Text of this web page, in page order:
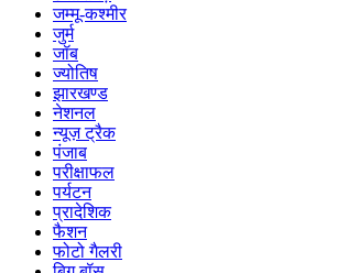
जम्मू-कश्मीर
जुर्म
जॉब
ज्योतिष
झारखण्ड
नेशनल
न्यूज़ ट्रैक
पंजाब
परीक्षाफल
पर्यटन
प्रादेशिक
फैशन
फोटो गैलरी